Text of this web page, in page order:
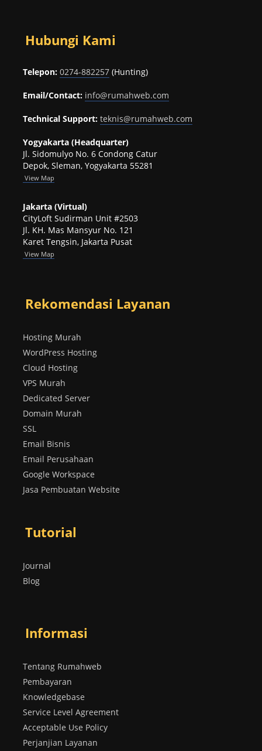
Hubungi Kami
Telepon: 0274-882257 (Hunting)
Email/Contact: info@rumahweb.com
Technical Support: teknis@rumahweb.com
Yogyakarta (Headquarter)
Jl. Sidomulyo No. 6 Condong Catur
Depok, Sleman, Yogyakarta 55281
View Map
Jakarta (Virtual)
CityLoft Sudirman Unit #2503
Jl. KH. Mas Mansyur No. 121
Karet Tengsin, Jakarta Pusat
View Map
Rekomendasi Layanan
Hosting Murah
WordPress Hosting
Cloud Hosting
VPS Murah
Dedicated Server
Domain Murah
SSL
Email Bisnis
Email Perusahaan
Google Workspace
Jasa Pembuatan Website
Tutorial
Journal
Blog
Informasi
Tentang Rumahweb
Pembayaran
Knowledgebase
Service Level Agreement
Acceptable Use Policy
Perjanjian Layanan